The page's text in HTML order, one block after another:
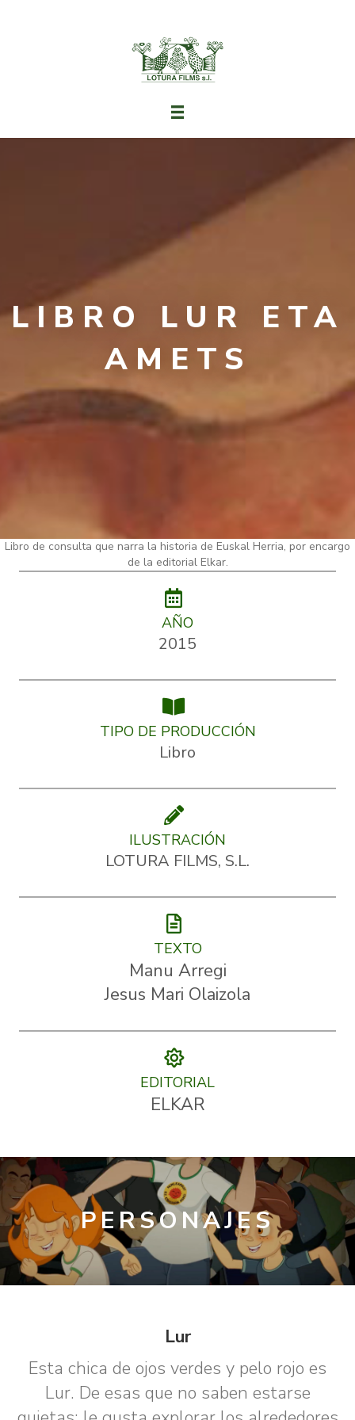
LIBRO LUR ETA
AMETS
Libro de consulta que narra la historia de Euskal Herria, por encargo
de la editorial Elkar.
AÑO
2015
TIPO DE PRODUCCIÓN
Libro
ILUSTRACIÓN
LOTURA FILMS, S.L.
TEXTO
Manu Arregi
Jesus Mari Olaizola
EDITORIAL
ELKAR
PERSONAJES
Lur
Esta chica de ojos verdes y pelo rojo es
Lur. De esas que no saben estarse